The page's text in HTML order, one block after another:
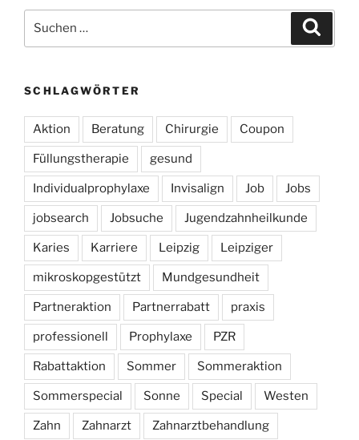
nach:
SCHLAGWÖRTER
Aktion Beratung Chirurgie Coupon
Füllungstherapie gesund
Individualprophylaxe Invisalign Job Jobs
jobsearch Jobsuche Jugendzahnheilkunde
Karies Karriere Leipzig Leipziger
mikroskopgestützt Mundgesundheit
Partneraktion Partnerrabatt praxis
professionell Prophylaxe PZR
Rabattaktion Sommer Sommeraktion
Sommerspecial Sonne Special Westen
Zahn Zahnarzt Zahnarztbehandlung